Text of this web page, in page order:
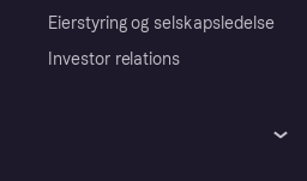
Eierstyring og selskapsledelse
Investor relations